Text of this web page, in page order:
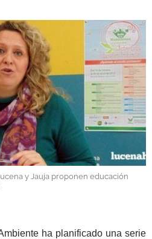
y Jauja proponen educación
ha planificado una serie